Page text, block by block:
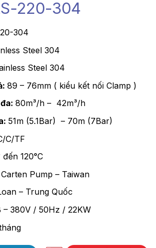
220-304
304
Steel 304
Steel 304
89 – 76mm ( kiểu kết nối Clamp )
80m³/h – 42m³/h
51m (5.1Bar) – 70m (7Bar)
C/TF
đến 120°C
Carten Pump – Taiwan
– Trung Quốc
– 380V / 50Hz / 22KW